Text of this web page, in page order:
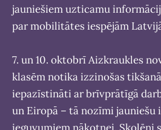
jauniešiem uzticamu
par mobilitātes iespējām
7. un 10. oktobrī Aizkraukles
klasēm notika izzinošas
iepazīstināti ar brīvprātīgā
un Eiropā – tā nozīmi jauniešu